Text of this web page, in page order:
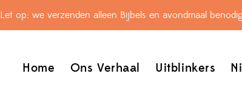
Let op: we verzenden alleen Bijbels en avondmaal
Home Ons Verhaal Uitblinkers